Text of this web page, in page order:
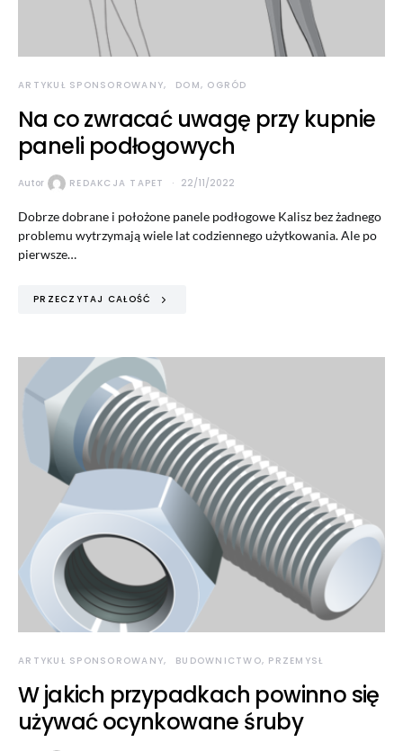
ARTYKUŁ SPONSOROWANY DOM, OGRÓD
Na co zwracać uwagę przy kupnie
paneli podłogowych
Autor REDAKCJA TAPET 22/11/2022
Dobrze dobrane i położone panele podłogowe Kalisz bez żadnego
problemu wytrzymają wiele lat codziennego użytkowania. Ale po
pierwsze…
PRZECZYTAJ CAŁOŚĆ
ARTYKUŁ SPONSOROWANY BUDOWNICTWO, PRZEMYSŁ
W jakich przypadkach powinno się
używać ocynkowane śruby